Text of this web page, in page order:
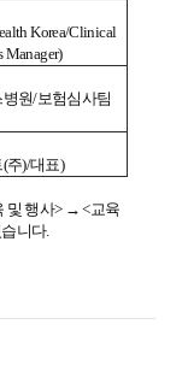
Korea/Clinical
Manager)
원/보험심사팀
주)/대표)
및 행사> → <교육
니다.